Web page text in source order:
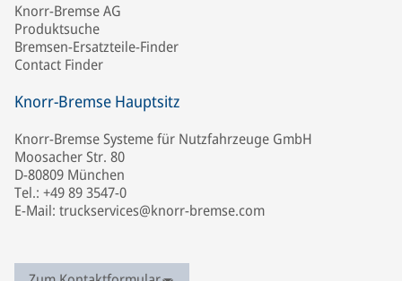
Knorr-Bremse AG
Produktsuche
Bremsen-Ersatzteile-Finder
Contact Finder
Knorr-Bremse Hauptsitz
Knorr-Bremse Systeme für Nutzfahrzeuge GmbH
Moosacher Str. 80
D-80809 München
Tel.: +49 89 3547-0
E-Mail: truckservices@knorr-bremse.com